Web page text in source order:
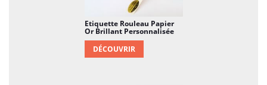
Etiquette Rouleau Papier
Or Brillant Personnalisée
DÉCOUVRIR